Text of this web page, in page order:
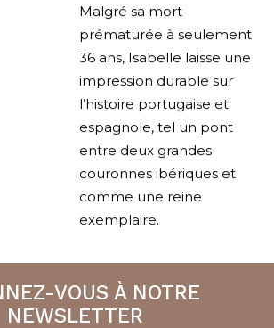
Malgré sa mort
prématurée à seulement
36 ans, Isabelle laisse une
impression durable sur
l’histoire portugaise et
espagnole, tel un pont
entre deux grandes
couronnes ibériques et
comme une reine
exemplaire.
VOUS À NOTRE
NEWSLETTER